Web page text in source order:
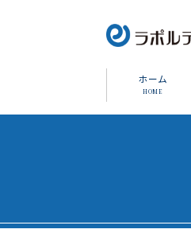
ホーム
HOME